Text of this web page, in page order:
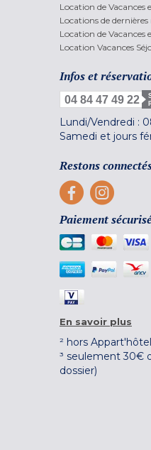
Location de Vacances
Locations de
Location de
Location Vacances
Infos et
04 84 47 49 22
Lundi/Vendredi :
Samedi et jours
Restons
Paiement
En savoir plus
² hors
³ seulement 30€
dossier)